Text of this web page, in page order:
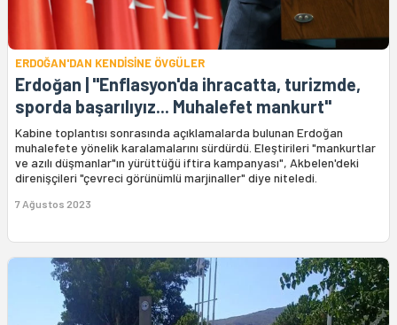
ERDOĞAN'DAN KENDİSİNE ÖVGÜLER
Erdoğan | "Enflasyon'da ihracatta, turizmde,
sporda başarılıyız... Muhalefet mankurt"
Kabine toplantısı sonrasında açıklamalarda bulunan Erdoğan
muhalefete yönelik karalamalarını sürdürdü. Eleştirileri "mankurtlar
ve azılı düşmanlar"ın yürüttüğü iftira kampanyası", Akbelen'deki
direnişçileri "çevreci görünümlü marjinaller" diye niteledi.
7 Ağustos 2023